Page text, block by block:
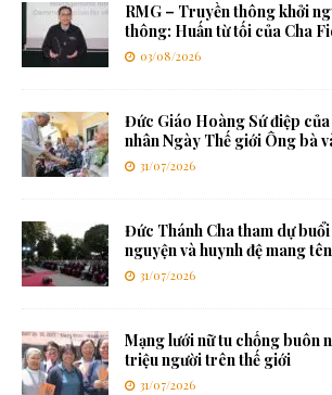
RMG – Truyền thông khởi
thông: Huấn từ tối của Cha
03/08/2026
Đức Giáo Hoàng Sứ điệp
nhân Ngày Thế giới Ông bà
31/07/2026
Đức Thánh Cha tham dự
nguyện và huynh đệ mang
31/07/2026
Mạng lưới nữ tu chống buôn
triệu người trên thế giới
31/07/2026